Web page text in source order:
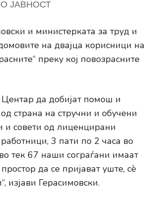
ЈАВНОСТ
и министерката за труд и
на двајца корисници на
преку кој повозрасните
да добијат помош и
страна на стручни и обучени
и совети од лиценцирани
3 пати по 2 часа во
тек 67 наши сограѓани имаат
да се пријават уште, сѐ
изјави Герасимовски.